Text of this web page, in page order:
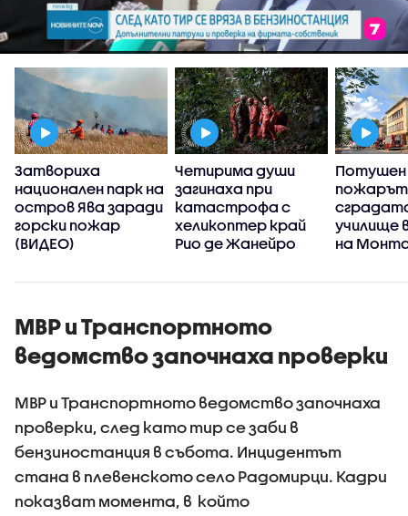
Затвориха
национален парк на
остров Ява заради
горски пожар
(ВИДЕО)
Четирима души
загинаха при
катастрофа с
хеликоптер край
Рио де Жанейро
Потушен
пожарът
училище
на
МВР и Транспортното
ведомство започнаха проверки
МВР и Транспортното ведомство започнаха
проверки, след като тир се заби в
бензиностанция в събота. Инцидентът
стана в плевенското село Радомирци. Кадри
показват момента, в който